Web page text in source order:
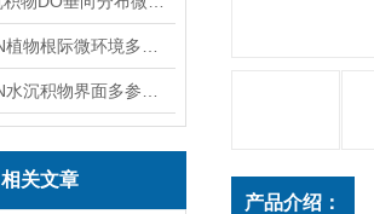
相关文章
产品介绍：